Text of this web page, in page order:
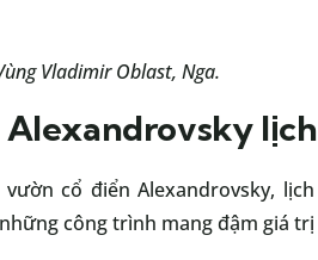
Vladimir Oblast, Nga.
cổ điển Alexandrovsky,
công trình mang đậm giá